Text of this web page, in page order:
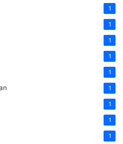
1
1
1
1
1
1
1
1
1